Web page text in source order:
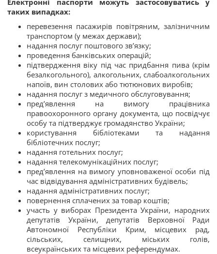
Електронні паспорти можуть застосовуватись у
таких випадках:
перевезення пасажирів повітряним, залізничним
транспортом (у межах держави);
надання послуг поштового зв’язку;
проведення банківських операцій;
підтвердження віку під час придбання пива (крім
безалкогольного), алкогольних, слабоалкогольних
напоїв, вин столових або тютюнових виробів;
надання послуг з медичного обслуговування;
пред’явлення на вимогу працівника
правоохоронного органу документа, що посвідчує
особу та підтверджує громадянство України;
користування бібліотеками та надання
бібліотечних послуг;
надання готельних послуг;
надання телекомунікаційних послуг;
пред’явлення на вимогу уповноваженої особи під
час відвідування адміністративних будівель;
надання адміністративних послуг;
повернення сплачених за товар коштів;
участь у виборах Президента України, народних
депутатів України, депутатів Верховної Ради
Автономної Республіки Крим, місцевих рад,
сільських, селищних, міських голів,
всеукраїнських та місцевих референдумах.